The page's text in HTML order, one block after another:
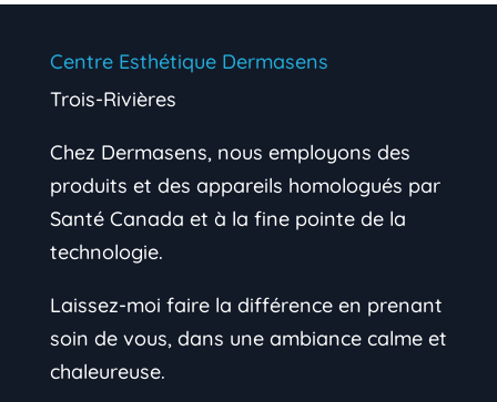
Centre Esthétique Dermasens
Trois-Rivières
Chez Dermasens, nous employons des
produits et des appareils homologués par
Santé Canada et à la fine pointe de la
technologie.
Laissez-moi faire la différence en prenant
soin de vous, dans une ambiance calme et
chaleureuse.